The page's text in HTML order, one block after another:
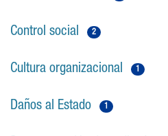
Control social 2
Cultura organizacional 1
Daños al Estado 1